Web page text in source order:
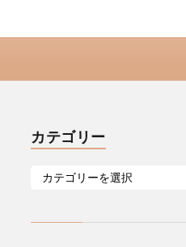
カテゴリー